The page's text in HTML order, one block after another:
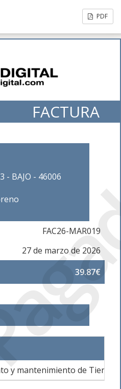
PDF
FACTURA
- BAJO - 46006
FAC26-MAR019
27 de marzo de 2026
39.87€
y mantenimiento de Tienda